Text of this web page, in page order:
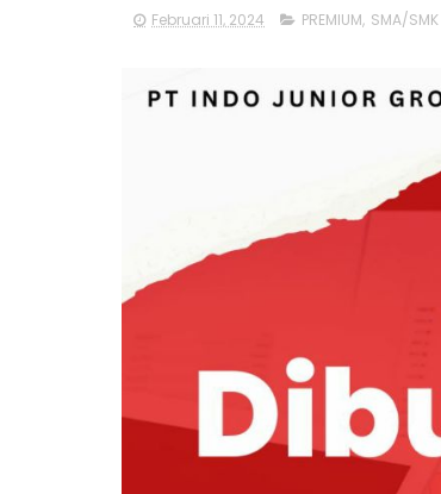
Februari 11, 2024 PREMIUM, SMA/SMK